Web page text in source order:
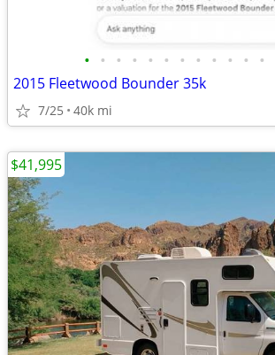
• • • • • • • • • • • •
2015 Fleetwood Bounder 35k
7/25 40k mi
$41,995